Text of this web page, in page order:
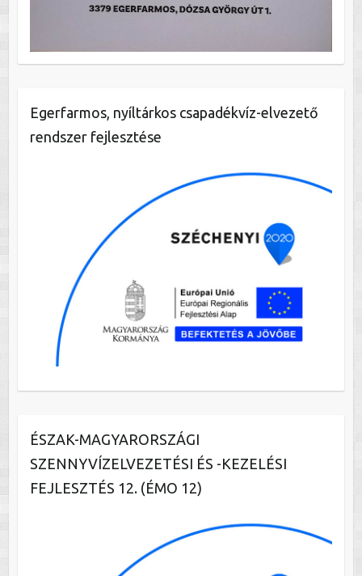
Egerfarmos, nyíltárkos csapadékvíz-elvezető
rendszer fejlesztése
ÉSZAK-MAGYARORSZÁGI
SZENNYVÍZELVEZETÉSI ÉS -KEZELÉSI
FEJLESZTÉS 12. (ÉMO 12)